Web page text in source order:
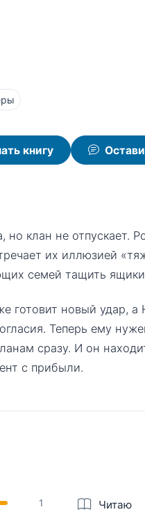
книгу
но клан не отпускает.
их иллюзией
семей тащить
готовит новый удар,
Теперь ему
сразу. И он
с прибыли.
1 Читаю